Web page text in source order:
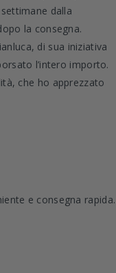
dalla
la consegna.
di sua iniziativa
l’intero importo.
che ho apprezzato
e consegna rapida.